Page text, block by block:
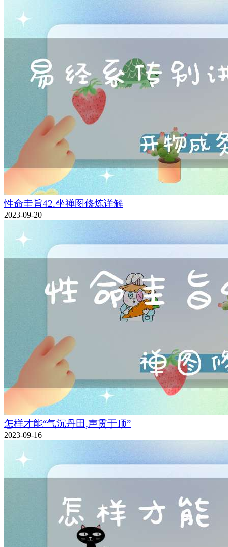
性命圭旨42.坐禅图修炼详解
2023-09-20
怎样才能“气沉丹田,声贯于顶”
2023-09-16